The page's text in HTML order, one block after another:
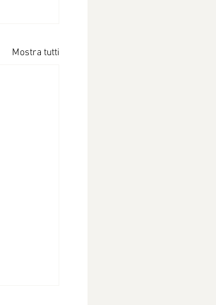
Mostra tutti